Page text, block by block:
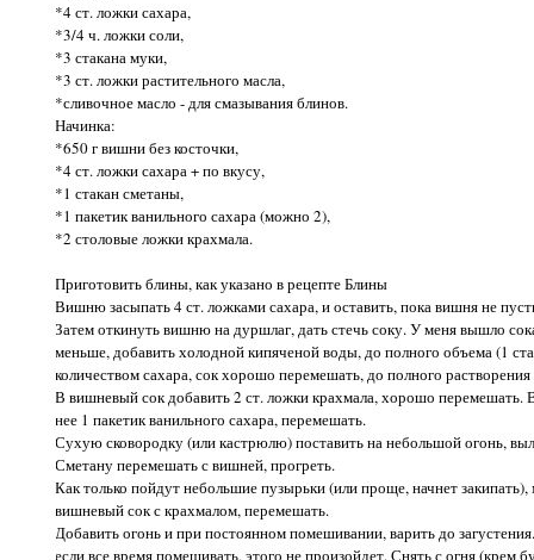
*4 ст. ложки сахара,
*3/4 ч. ложки соли,
*3 стакана муки,
*3 ст. ложки растительного масла,
*сливочное масло - для смазывания блинов.
Начинка:
*650 г вишни без косточки,
*4 ст. ложки сахара + по вкусу,
*1 стакан сметаны,
*1 пакетик ванильного сахара (можно 2),
*2 столовые ложки крахмала.
Приготовить блины, как указано в рецепте Блины
Вишню засыпать 4 ст. ложками сахара, и оставить, пока вишня не
Затем откинуть вишню на дуршлаг, дать стечь соку. У меня вышло
меньше, добавить холодной кипяченой воды, до полного объема (1
количеством сахара, сок хорошо перемешать, до полного растворения
В вишневый сок добавить 2 ст. ложки крахмала, хорошо перемешать.
нее 1 пакетик ванильного сахара, перемешать.
Сухую сковородку (или кастрюлю) поставить на небольшой огонь,
Сметану перемешать с вишней, прогреть.
Как только пойдут небольшие пузырьки (или проще, начнет закипать),
вишневый сок с крахмалом, перемешать.
Добавить огонь и при постоянном помешивании, варить до
если все время помешивать, этого не произойдет. Снять с огня (крем